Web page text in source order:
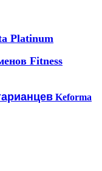
Platinum
Fitness
Keforma